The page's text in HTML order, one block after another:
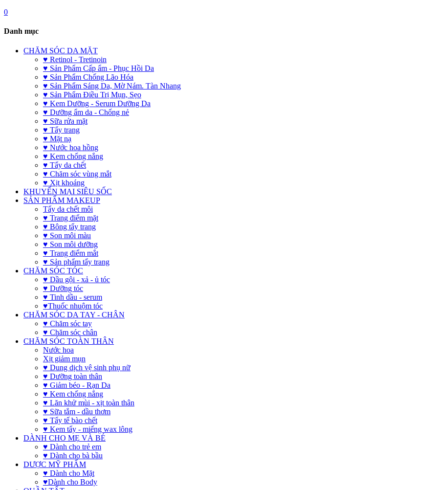
0
Danh mục
CHĂM SÓC DA MẶT
♥ Retinol - Tretinoin
♥ Sản Phẩm Cấp ẩm - Phục Hồi Da
♥ Sản Phẩm Chống Lão Hóa
♥ Sản Phẩm Sáng Da, Mờ Nám. Tàn Nhang
♥ Sản Phẩm Điều Trị Mụn, Sẹo
♥ Kem Dưỡng - Serum Dưỡng Da
♥ Dưỡng ẩm da - Chống nẻ
♥ Sữa rửa mặt
♥ Tẩy trang
♥ Mặt nạ
♥ Nước hoa hồng
♥ Kem chống nắng
♥ Tẩy da chết
♥ Chăm sóc vùng mắt
♥ Xịt khoáng
KHUYẾN MẠI SIÊU SỐC
SẢN PHẨM MAKEUP
Tẩy da chết môi
♥ Trang điểm mặt
♥ Bông tẩy trang
♥ Son môi màu
♥ Son môi dưỡng
♥ Trang điểm mắt
♥ Sản phẩm tẩy trang
CHĂM SÓC TÓC
♥ Dầu gội - xả - ủ tóc
♥ Dưỡng tóc
♥ Tinh dầu - serum
♥Thuốc nhuộm tóc
CHĂM SÓC DA TAY - CHÂN
♥ Chăm sóc tay
♥ Chăm sóc chân
CHĂM SÓC TOÀN THÂN
Nước hoa
Xịt giảm mụn
♥ Dung dịch vệ sinh phụ nữ
♥ Dưỡng toàn thân
♥ Giảm béo - Rạn Da
♥ Kem chống nắng
♥ Lăn khử mùi - xịt toàn thân
♥ Sữa tắm - dầu thơm
♥ Tẩy tế bào chết
♥ Kem tẩy - miếng wax lông
DÀNH CHO MẸ VÀ BÉ
♥ Dành cho trẻ em
♥ Dành cho bà bầu
DƯỢC MỸ PHẨM
♥ Dành cho Mặt
♥Dành cho Body